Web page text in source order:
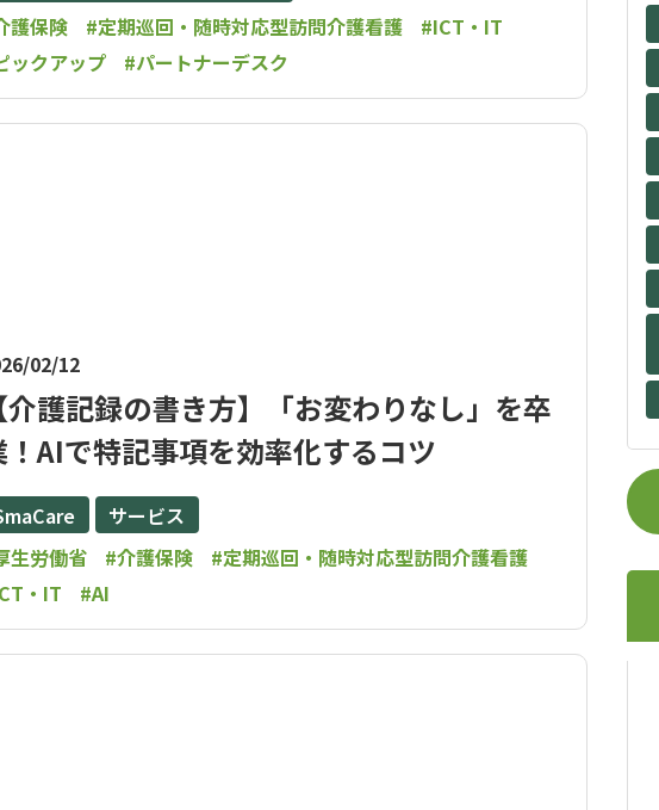
護保険
#定期巡回・随時対応型訪問介護看護
#ICT・IT
ックアップ
#パートナーデスク
02/12
介護記録の書き方】「お変わりなし」を卒
！AIで特記事項を効率化するコツ
サービス
生労働省
#介護保険
#定期巡回・随時対応型訪問介護看護
・IT
#AI